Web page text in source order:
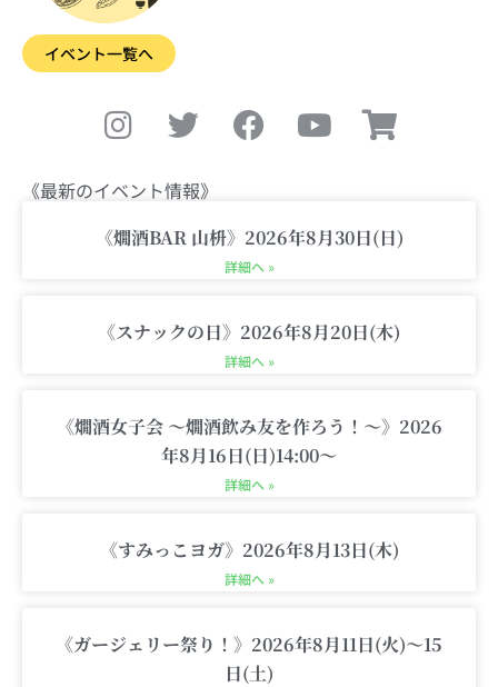
イベント一覧へ
I
n
s
t
a
g
m
w
i
t
t
e
a
c
o
o
o
u
b
h
o
i
-
r
《最新のイベント情報》
《燗酒BAR 山枡》2026年8月30日(日)
詳細へ »
《スナックの日》2026年8月20日(木)
詳細へ »
《燗酒女子会 〜燗酒飲み友を作ろう！〜》2026
年8月16日(日)14:00〜
詳細へ »
《すみっこヨガ》2026年8月13日(木)
詳細へ »
《ガージェリー祭り！》2026年8月11日(火)〜15
日(土)